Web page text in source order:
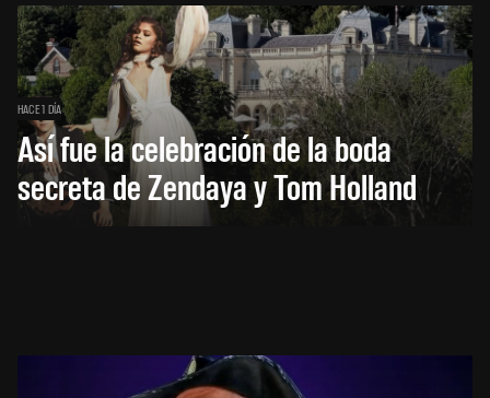
HACE 1 DÍA
Así fue la celebración de la boda
secreta de Zendaya y Tom Holland